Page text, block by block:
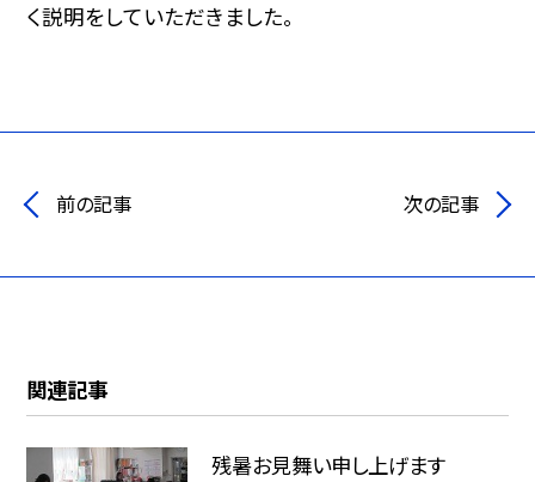
く説明をしていただきました。
前の記事 次の記事
関連記事
残暑お見舞い申し上げます